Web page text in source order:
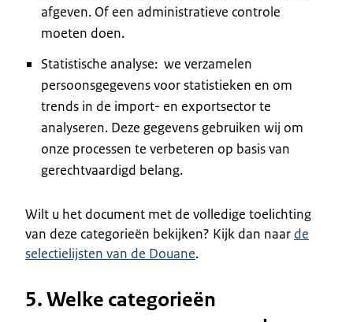
afgeven. Of een administratieve controle
moeten doen.
Statistische analyse: we verzamelen
persoonsgegevens voor statistieken en om
trends in de import- en exportsector te
analyseren. Deze gegevens gebruiken wij om
onze processen te verbeteren op basis van
gerechtvaardigd belang.
Wilt u het document met de volledige toelichting
van deze categorieën bekijken? Kijk dan naar de
selectielijsten van de Douane.
5. Welke categorieën